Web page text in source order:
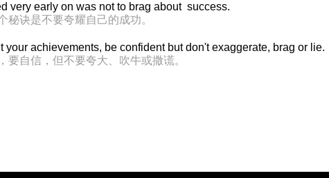
very early on was not to brag about success.
秘诀是不要夸耀自己的成功。
your achievements, be confident but don't exaggerate, brag or lie.
要自信，但不要夸大、吹牛或撒谎。